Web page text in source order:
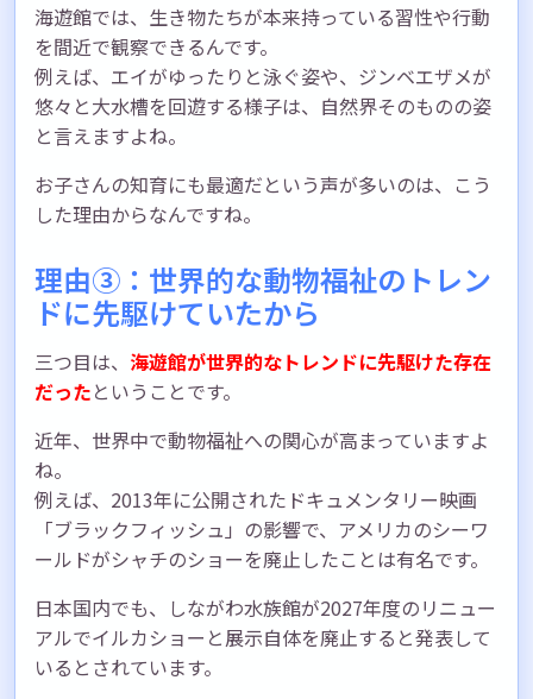
海遊館では、生き物たちが本来持っている習性や行動
を間近で観察できるんです。
例えば、エイがゆったりと泳ぐ姿や、ジンベエザメが
悠々と大水槽を回遊する様子は、自然界そのものの姿
と言えますよね。
お子さんの知育にも最適だという声が多いのは、こう
した理由からなんですね。
理由③：世界的な動物福祉のトレン
ドに先駆けていたから
三つ目は、 海遊館が世界的なトレンドに先駆けた存在
だったということです。
近年、世界中で動物福祉への関心が高まっていますよ
ね。
例えば、2013年に公開されたドキュメンタリー映画
「ブラックフィッシュ」の影響で、アメリカのシーワ
ールドがシャチのショーを廃止したことは有名です。
日本国内でも、しながわ水族館が2027年度のリニュー
アルでイルカショーと展示自体を廃止すると発表して
いるとされています。